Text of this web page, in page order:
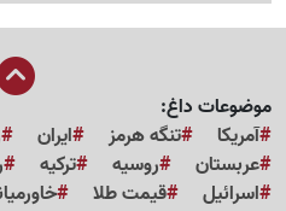
موضوعات داغ:
آمریکا
تنگه هرمز ایران
عربستان
روسیه ترکیه
اسرائیل
قیمت طلا